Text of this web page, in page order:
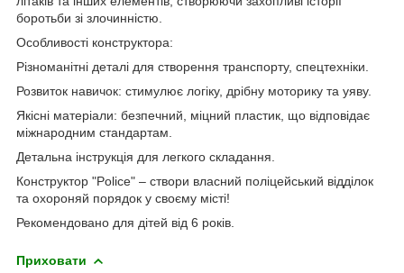
боротьби зі злочинністю.
Особливості конструктора:
Різноманітні деталі для створення транспорту, спецтехніки.
Розвиток навичок: стимулює логіку, дрібну моторику та уяву.
Якісні матеріали: безпечний, міцний пластик, що відповідає
міжнародним стандартам.
Детальна інструкція для легкого складання.
Конструктор "Police" – створи власний поліцейський відділок
та охороняй порядок у своєму місті!
Рекомендовано для дітей від 6 років.
Приховати